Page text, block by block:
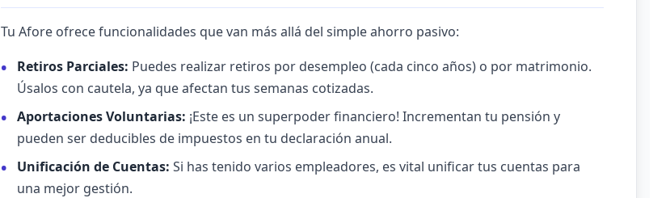
Tu Afore ofrece funcionalidades que van más allá del simple ahorro pasivo:
Retiros Parciales: Puedes realizar retiros por desempleo (cada cinco años) o por matrimonio.
Úsalos con cautela, ya que afectan tus semanas cotizadas.
Aportaciones Voluntarias: ¡Este es un superpoder financiero! Incrementan tu pensión y
pueden ser deducibles de impuestos en tu declaración anual.
Unificación de Cuentas: Si has tenido varios empleadores, es vital unificar tus cuentas para
una mejor gestión.